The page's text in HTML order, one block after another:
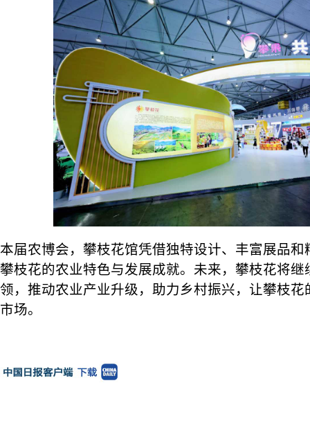
本届农博会，攀枝花馆凭借独特设计、丰富展品
攀枝花的农业特色与发展成就。未来，攀枝花将继
领，推动农业产业升级，助力乡村振兴，让攀枝
市场。